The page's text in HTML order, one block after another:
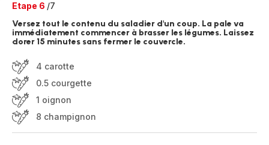
Etape 6 /7
Versez tout le contenu du saladier d'un coup. La pale va
immédiatement commencer à brasser les légumes. Laissez
dorer 15 minutes sans fermer le couvercle.
4 carotte
0.5 courgette
1 oignon
8 champignon